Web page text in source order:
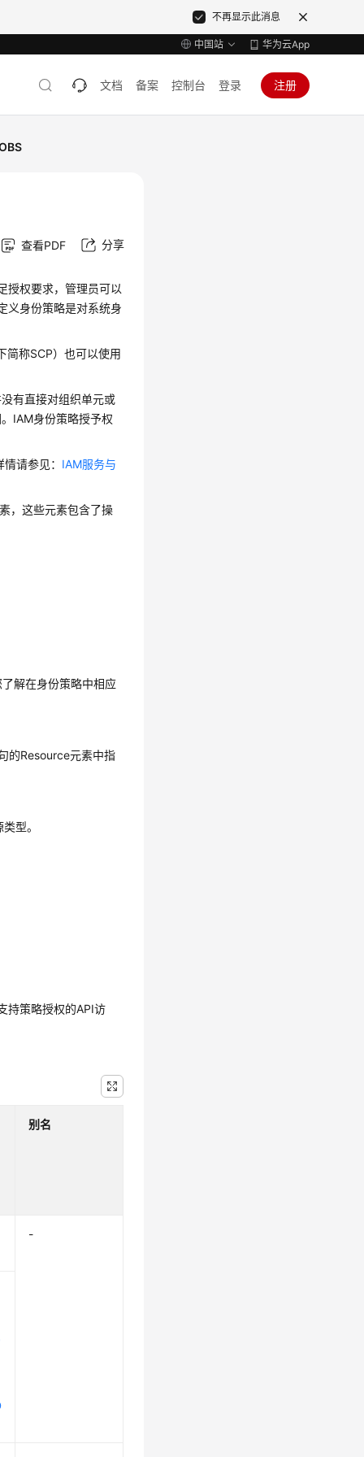
不再显示此消息
中国站 华为云App
文档 备案 控制台 登录 注册
查看PDF 分享
授权要求，管理员可以
义身份策略是对系统身
简称SCP）也可以使用
有直接对组织单元或
IAM身份策略授予权
请参见： IAM服务与
，这些元素包含了操
解在身份策略中相应
的Resource元素中指
型。
持策略授权的API访
别名
-